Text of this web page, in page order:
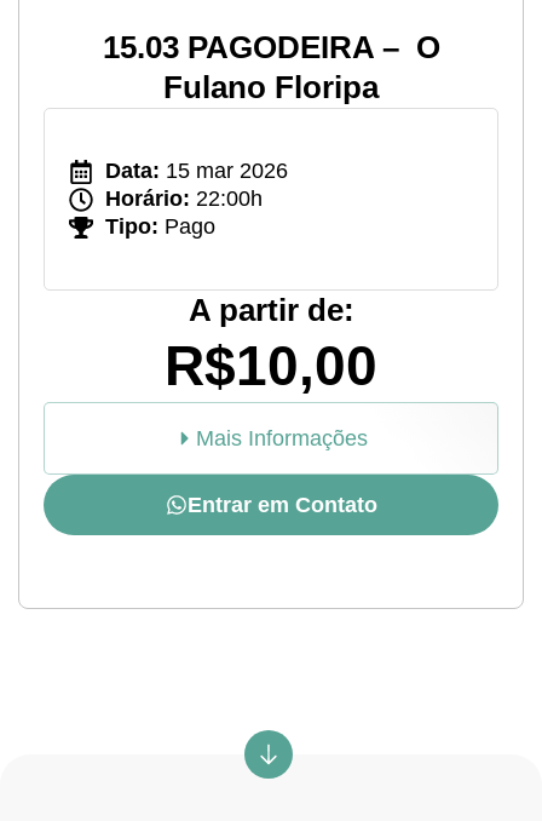
15.03 PAGODEIRA – O
Fulano Floripa
Data: 15 mar 2026
Horário: 22:00h
Tipo: Pago
A partir de:
R$10,00
Mais Informações
Entrar em Contato